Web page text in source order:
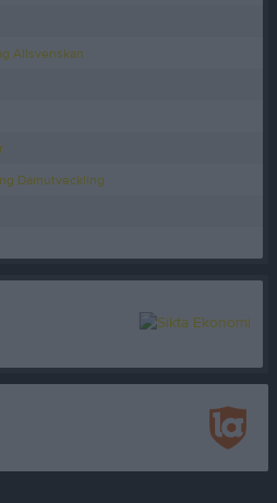
Allsvenskan
Damutveckling